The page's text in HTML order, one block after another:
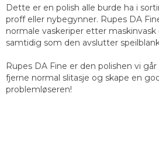
Dette er en polish alle burde ha i
proff eller nybegynner. Rupes DA
normale vaskeriper etter
samtidig som den avslutter
Rupes DA Fine er den polishen vi
fjerne normal slitasje og skape en
problemløseren!